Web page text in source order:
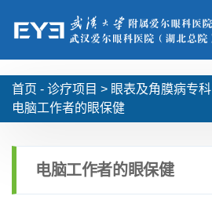
首页 - 诊疗项目 > 眼表及角膜病专科
电脑工作者的眼保健
电脑工作者的眼保健